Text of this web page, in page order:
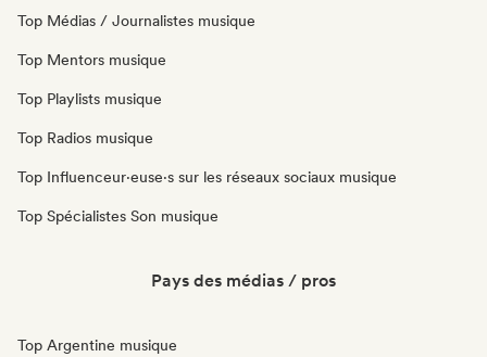
Top Médias / Journalistes musique
Top Mentors musique
Top Playlists musique
Top Radios musique
Top Influenceur·euse·s sur les réseaux sociaux musique
Top Spécialistes Son musique
Pays des médias / pros
Top Argentine musique